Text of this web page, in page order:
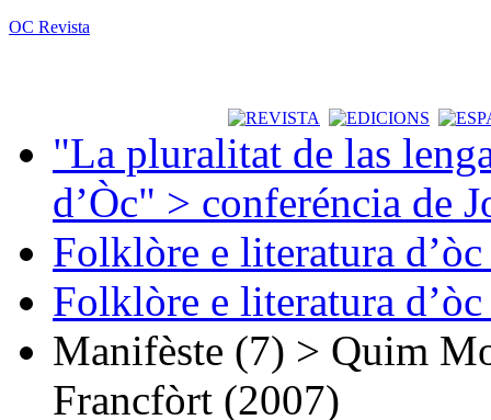
OC Revista
"La pluralitat de las
d’Òc" > conferéncia de
Folklòre e literatura
Folklòre e literatura
Manifèste (7) > Quim
Francfòrt (2007)